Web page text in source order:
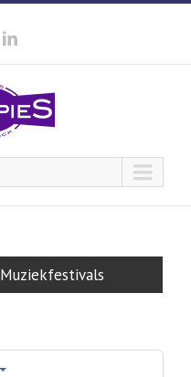
Muziekfestivals